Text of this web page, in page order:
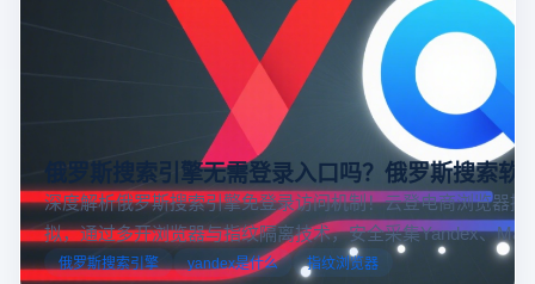
俄罗斯搜索引擎无需登录入口吗？俄罗斯搜索软
深度解析俄罗斯搜索引擎免登录访问机制！云登电商浏览器
拟，通过多开浏览器与指纹隔离技术，安全采集Yandex、
跨境电商本土化运营。
俄罗斯搜索引擎 yandex是什么 指纹浏览器